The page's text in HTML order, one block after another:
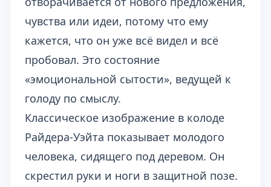
чувства или идеи, потому что ему
кажется, что он уже всё видел и всё
пробовал. Это состояние
«эмоциональной сытости», ведущей к
голоду по смыслу.
Классическое изображение в колоде
Райдера-Уэйта показывает молодого
человека, сидящего под деревом. Он
скрестил руки и ноги в защитной позе.